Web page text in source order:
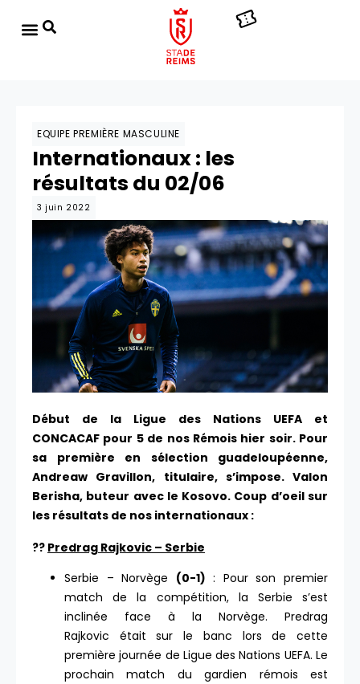
EQUIPE PREMIÈRE MASCULINE
Internationaux : les
résultats du 02/06
3 juin 2022
Début de la Ligue des Nations UEFA et
CONCACAF pour 5 de nos Rémois hier soir. Pour
sa première en sélection guadeloupéenne,
Andreaw Gravillon, titulaire, s’impose. Valon
Berisha, buteur avec le Kosovo. Coup d’oeil sur
les résultats de nos internationaux :
?? Predrag Rajkovic – Serbie
Serbie – Norvège (0-1) : Pour son premier
match de la compétition, la Serbie s’est
inclinée face à la Norvège. Predrag
Rajkovic était sur le banc lors de cette
première journée de Ligue des Nations UEFA. Le
prochain match du gardien rémois est